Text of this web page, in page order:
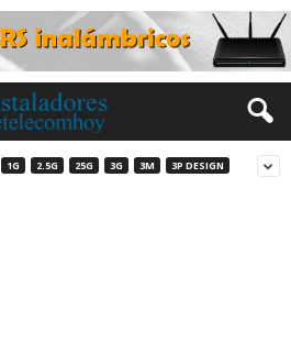
1G 2.5G 25G 3G 3M 3P DESIGN